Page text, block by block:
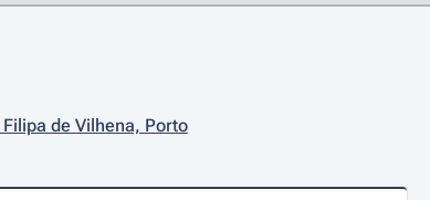
de Vilhena, Porto